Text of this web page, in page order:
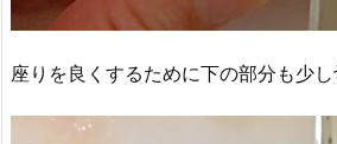
座りを良くするために下の部分も少し